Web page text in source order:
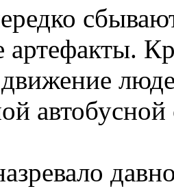
артефакты.
движение
автобусной